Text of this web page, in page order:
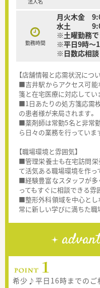
勤務時間
月火木金
水土 9:00
※土曜勤務で
※平日9時～
※日数応相談
【店舗情報と応需状況につい
■吉井駅からアクセス可能
箋と在宅医療に対応してい
■1日あたりの処方箋応需
の患者様が来局されます。
■薬剤師は常勤5名と非常
ら日々の業務を行っていま
【職場環境と雰囲気】
■管理栄養士も在宅訪問栄
て活気ある職場環境を作っ
■経験豊富なスタッフが多
ってもすぐに相談できる雰
■整形外科領域を中心とし
常に新しい学びに満ちた職
希少♪平日16時までのご